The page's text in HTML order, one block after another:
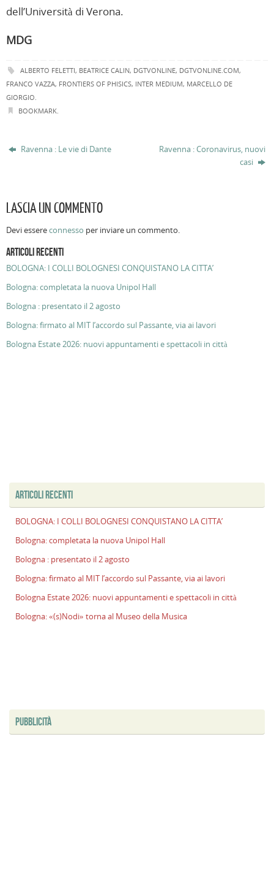
dell’Università di Verona.
MDG
ALBERTO FELETTI, BEATRICE CALIN, DGTVONLINE, DGTVONLINE.COM,
FRANCO VAZZA, FRONTIERS OF PHISICS, INTER MEDIUM, MARCELLO DE
GIORGIO
BOOKMARK.
Ravenna : Le vie di Dante
Ravenna : Coronavirus, nuovi
casi
LASCIA UN COMMENTO
Devi essereconnesso per inviare un commento.
ARTICOLI RECENTI
BOLOGNA: I COLLI BOLOGNESI CONQUISTANO LA CITTA’
Bologna: completata la nuova Unipol Hall
Bologna : presentato il 2 agosto
Bologna: firmato al MIT l’accordo sul Passante, via ai lavori
Bologna Estate 2026: nuovi appuntamenti e spettacoli in città
ARTICOLI RECENTI
BOLOGNA: I COLLI BOLOGNESI CONQUISTANO LA CITTA’
Bologna: completata la nuova Unipol Hall
Bologna : presentato il 2 agosto
Bologna: firmato al MIT l’accordo sul Passante, via ai lavori
Bologna Estate 2026: nuovi appuntamenti e spettacoli in città
Bologna: «(s)Nodi» torna al Museo della Musica
PUBBLICITÀ